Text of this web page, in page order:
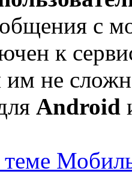
с
к
им не
Android